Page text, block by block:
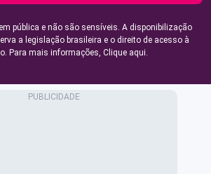
pública e não são sensíveis. A disponibilização
a legislação brasileira e o direito de acesso à
Para mais informações, Clique aqui.